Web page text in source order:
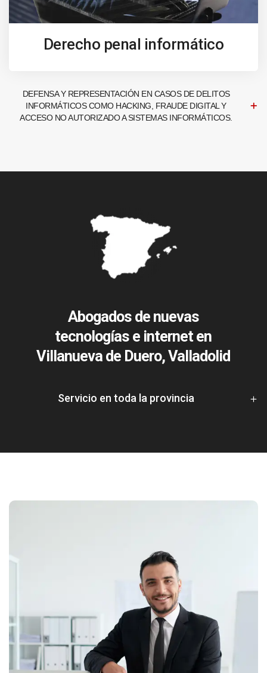
Derecho penal informático
DEFENSA Y REPRESENTACIÓN EN CASOS DE DELITOS
INFORMÁTICOS COMO HACKING, FRAUDE DIGITAL Y
ACCESO NO AUTORIZADO A SISTEMAS INFORMÁTICOS.
Abogados de nuevas
tecnologías e internet en
Villanueva de Duero, Valladolid
Servicio en toda la provincia